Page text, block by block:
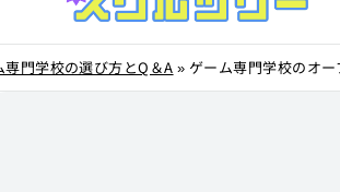
専門学校の選び方とQ＆A » ゲーム専門学校のオ